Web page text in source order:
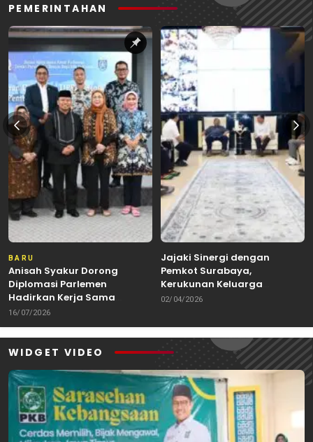
PEMERINTAHAN
BARU
Anisah Syakur Dorong
Diplomasi Parlemen
Hadirkan Kerja Sama
Internasional yang
Berdampak bagi Kota Depok
16/07/2026
Jajaki Sinergi dengan
Pemkot Surabaya,
Kerukunan Keluarga
Kalimantan Dorong
Kuliner Nusantara
02/04/2026
WIDGET VIDEO